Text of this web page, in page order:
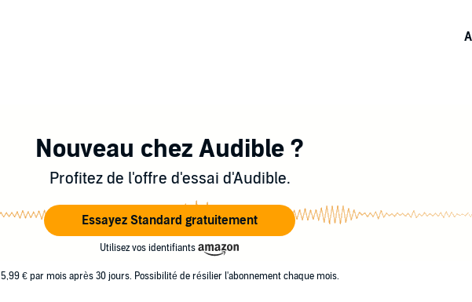
Nouveau chez Audible ?
Profitez de l'offre d'essai d'Audible.
Essayez Standard gratuitement
Utilisez vos identifiants
5,99 € par mois après 30 jours. Possibilité de résilier l'abonnement chaque mois.